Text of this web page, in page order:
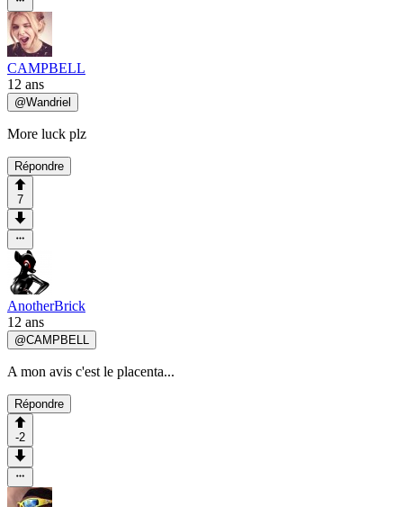
CAMPBELL
12 ans
@Wandriel
More luck plz
Répondre
7
AnotherBrick
12 ans
@CAMPBELL
A mon avis c'est le placenta...
Répondre
-2